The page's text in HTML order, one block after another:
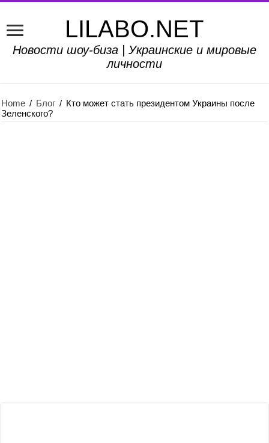
LILABO.NET
Новости шоу-биза | Украинские и мировые
личности
Home / Блог / Кто может стать президентом Украины после
Зеленского?